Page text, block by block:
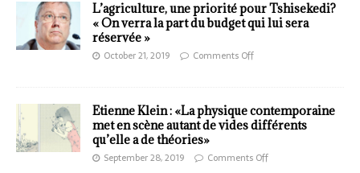
L’agriculture, une priorité pour Tshisekedi?
« On verra la part du budget qui lui sera
réservée »
October 21, 2019 Comments Off
Etienne Klein : «La physique contemporaine
met en scène autant de vides différents
qu’elle a de théories»
September 28, 2019 Comments Off